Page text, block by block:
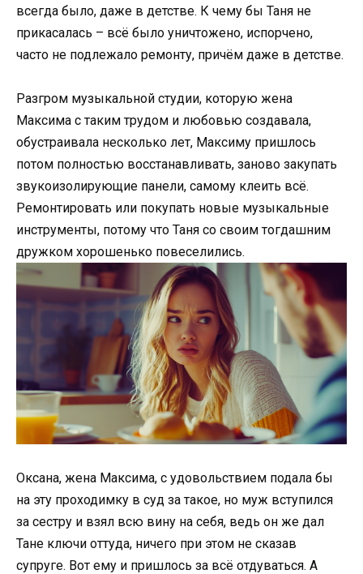
всегда было, даже в детстве. К чему бы Таня не
прикасалась – всё было уничтожено, испорчено,
часто не подлежало ремонту, причём даже в детстве.
Разгром музыкальной студии, которую жена
Максима с таким трудом и любовью создавала,
обустраивала несколько лет, Максиму пришлось
потом полностью восстанавливать, заново закупать
звукоизолирующие панели, самому клеить всё.
Ремонтировать или покупать новые музыкальные
инструменты, потому что Таня со своим тогдашним
дружком хорошенько повеселились.
Оксана, жена Максима, с удовольствием подала бы
на эту проходимку в суд за такое, но муж вступился
за сестру и взял всю вину на себя, ведь он же дал
Тане ключи оттуда, ничего при этом не сказав
супруге. Вот ему и пришлось за всё отдуваться. А